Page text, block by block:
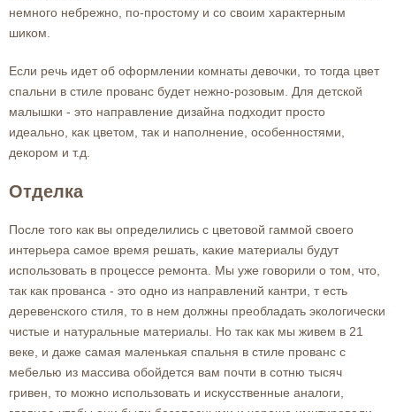
немного небрежно, по-простому и со своим характерным
шиком.
Если речь идет об оформлении комнаты девочки, то тогда цвет
спальни в стиле прованс будет нежно-розовым. Для детской
малышки - это направление дизайна подходит просто
идеально, как цветом, так и наполнение, особенностями,
декором и т.д.
Отделка
После того как вы определились с цветовой гаммой своего
интерьера самое время решать, какие материалы будут
использовать в процессе ремонта. Мы уже говорили о том, что,
так как прованса - это одно из направлений кантри, т есть
деревенского стиля, то в нем должны преобладать экологически
чистые и натуральные материалы. Но так как мы живем в 21
веке, и даже самая маленькая спальня в стиле прованс с
мебелью из массива обойдется вам почти в сотню тысяч
гривен, то можно использовать и искусственные аналоги,